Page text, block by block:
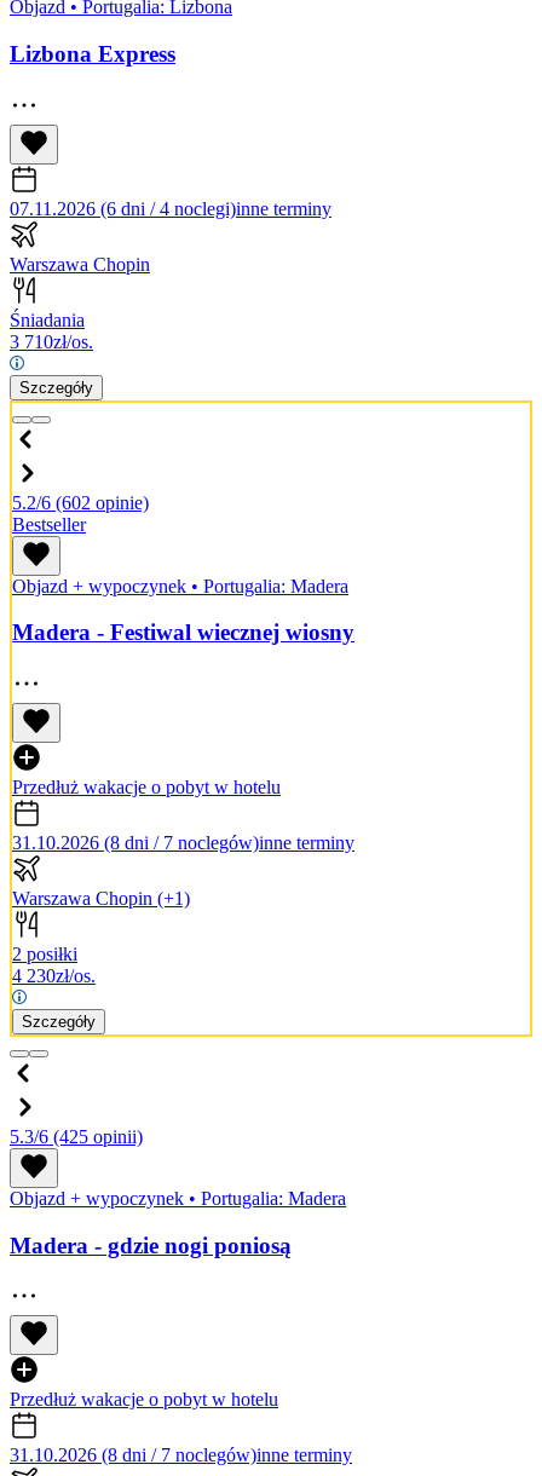
Objazd • Portugalia: Lizbona
Lizbona Express
07.11.2026 (6 dni / 4 noclegi)inne terminy
Warszawa Chopin
Śniadania
3 710zł/os.
Szczegóły
5.2/6 (602 opinie)
Bestseller
Objazd + wypoczynek • Portugalia: Madera
Madera - Festiwal wiecznej wiosny
Przedłuż wakacje o pobyt w hotelu
31.10.2026 (8 dni / 7 noclegów)inne terminy
Warszawa Chopin (+1)
2 posiłki
4 230zł/os.
Szczegóły
5.3/6 (425 opinii)
Objazd + wypoczynek • Portugalia: Madera
Madera - gdzie nogi poniosą
Przedłuż wakacje o pobyt w hotelu
31.10.2026 (8 dni / 7 noclegów)inne terminy